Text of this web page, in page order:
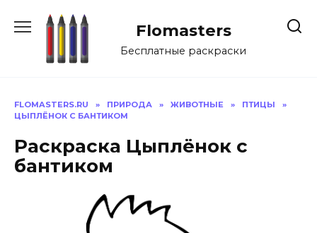
Flomasters
Бесплатные раскраски
FLOMASTERS.RU » ПРИРОДА » ЖИВОТНЫЕ » ПТИЦЫ
»
ЦЫПЛЁНОК С БАНТИКОМ
Раскраска Цыплёнок с
бантиком